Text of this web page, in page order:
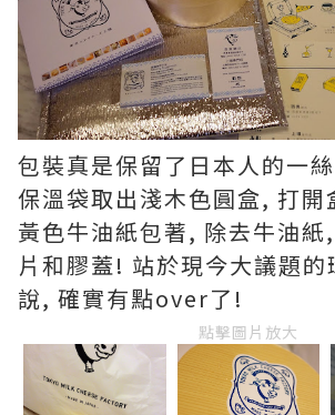
包裝真是保留了日本人的一
保溫袋取出淺木色圓盒, 打開
黃色牛油紙包著, 除去牛油紙
片和膠蓋! 站於現今大議題的
說, 確實有點over了!
點擊圖片放大